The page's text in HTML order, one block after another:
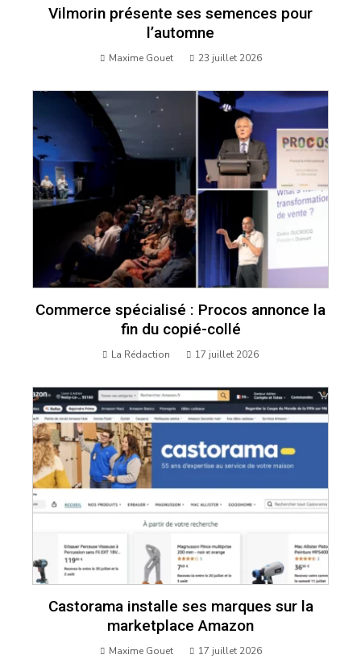
Vilmorin présente ses semences pour
l’automne
Maxime Gouet 23 juillet 2026
Commerce spécialisé : Procos annonce la
fin du copié-collé
La Rédaction 17 juillet 2026
Castorama installe ses marques sur la
marketplace Amazon
Maxime Gouet 17 juillet 2026